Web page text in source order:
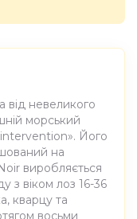
від невеликого
морський
intervention». Його
на
виробляється
з віком лоз 16-36
кварцу та
восьми